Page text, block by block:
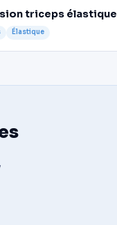
triceps élastique
Élastique